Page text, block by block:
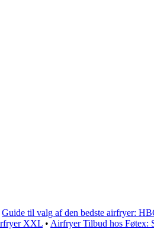
Guide til valg af den bedste airfryer:
XXL • Airfryer Tilbud hos Føtex: